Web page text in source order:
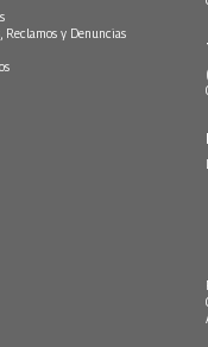
Reclamos y Denuncias